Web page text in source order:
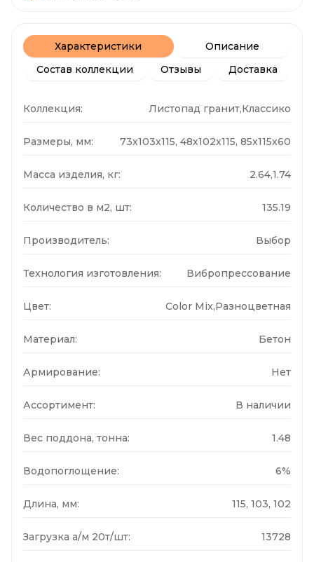
Характеристики
Описание
Состав коллекции
Отзывы Доставка
Коллекция: Листопад гранит,Классико
Размеры, мм: 73x103x115, 48x102x115, 85x115x60
Масса изделия, кг: 2.64,1.74
Количество в м2, шт: 135.19
Производитель: Выбор
Технология изготовления: Вибропрессование
Цвет: Color Mix,Разноцветная
Материал: Бетон
Армирование: Нет
Ассортимент: В наличии
Вес поддона, тонна: 1.48
Водопоглощение: 6%
Длина, мм: 115, 103, 102
Загрузка а/м 20т/шт: 13728